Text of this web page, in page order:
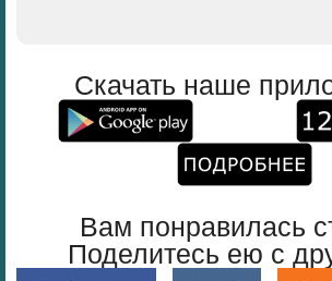
Скачать наше
Вам понравилась
Поделитесь ею с